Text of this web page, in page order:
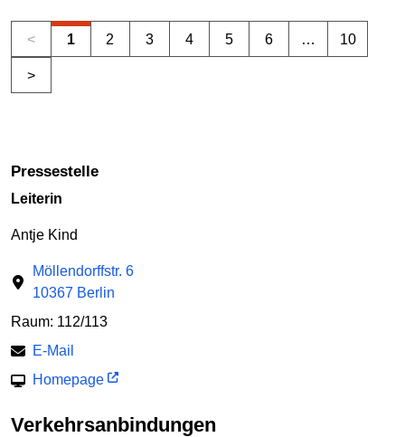
< 1 2 3 4 5 6 … 10
>
Pressestelle
Leiterin
Antje Kind
Möllendorffstr. 6
10367 Berlin
Raum: 112/113
E-Mail
Homepage
Verkehrsanbindungen